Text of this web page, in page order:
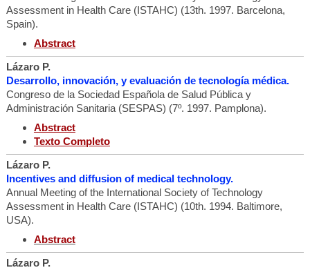
Assessment in Health Care (ISTAHC) (13th. 1997. Barcelona,
Spain).
Abstract
Lázaro P.
Desarrollo, innovación, y evaluación de tecnología médica.
Congreso de la Sociedad Española de Salud Pública y
Administración Sanitaria (SESPAS) (7º. 1997. Pamplona).
Abstract
Texto Completo
Lázaro P.
Incentives and diffusion of medical technology.
Annual Meeting of the International Society of Technology
Assessment in Health Care (ISTAHC) (10th. 1994. Baltimore,
USA).
Abstract
Lázaro P.